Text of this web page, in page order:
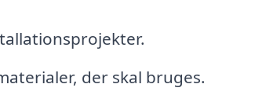
der skal bruges.